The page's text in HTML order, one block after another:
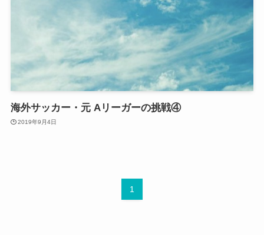
海外サッカー・元 Aリーガーの挑戦④
2019年9月4日
1